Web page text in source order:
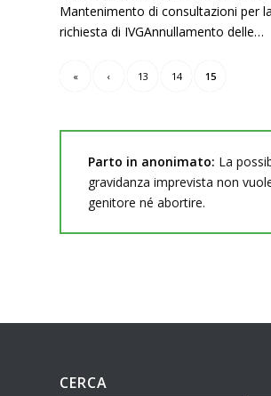
Mantenimento di consultazioni per la
richiesta di IVGAnnullamento delle…
« ‹ 13 14 15
Parto in anonimato: La
gravidanza imprevista non
genitore né abortire.
CERCA